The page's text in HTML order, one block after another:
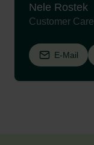
Nele Rostek
Customer Care
E-Mail